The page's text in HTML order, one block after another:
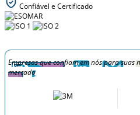
Confiável e Certificado
Empresas que confiam em nós para suas
mercado